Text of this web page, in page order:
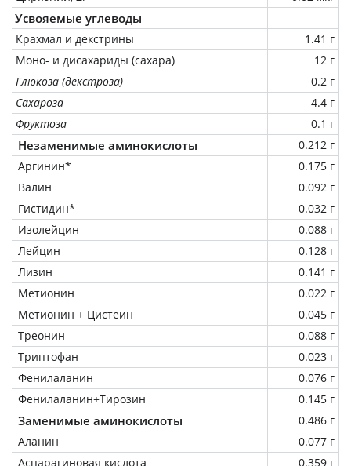
Усвояемые углеводы
Крахмал и декстрины
1.41 г
Моно- и дисахариды (сахара)
12 г
Глюкоза (декстроза)
0.2 г
Сахароза
4.4 г
Фруктоза
0.1 г
Незаменимые аминокислоты
0.212 г
Аргинин*
0.175 г
Валин
0.092 г
Гистидин*
0.032 г
Изолейцин
0.088 г
Лейцин
0.128 г
Лизин
0.141 г
Метионин
0.022 г
Метионин + Цистеин
0.045 г
Треонин
0.088 г
Триптофан
0.023 г
Фенилаланин
0.076 г
Фенилаланин+Тирозин
0.145 г
Заменимые аминокислоты
0.486 г
Аланин
0.077 г
Аспарагиновая кислота
0.359 г